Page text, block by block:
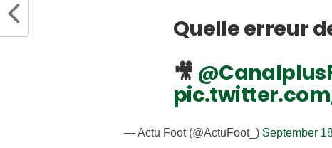
Quelle erreur
🎥
— Actu Foot (@ActuFoot_) September